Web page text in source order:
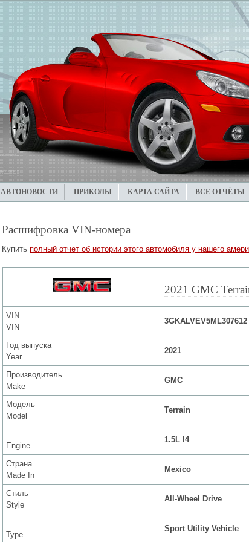
АВТОНОВОСТИ ПРИКОЛЫ КАРТА САЙТА ВСЕ ОТЧЁТЫ
Расшифровка VIN-номера
Купить полный отчет об истории этого автомобиля у нашего
2021 GMC
VIN
VIN
3GKALVEV5ML307612
Год выпуска
Year
2021
Производитель
Make
GMC
Модель
Model
Terrain
Engine
1.5L I4
Страна
Made In
Mexico
Стиль
Style
All-Wheel Drive
Type
Sport Utility Vehicle